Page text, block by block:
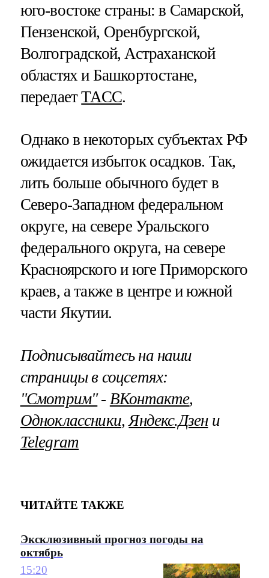
юго-востоке страны: в Самарской,
Пензенской, Оренбургской,
Волгоградской, Астраханской
областях и Башкортостане,
передаетТАСС.
Однако в некоторых субъектах РФ
ожидается избыток осадков. Так,
лить больше обычного будет в
Северо-Западном федеральном
округе, на севере Уральского
федерального округа, на севере
Красноярского и юге Приморского
краев, а также в центре и южной
части Якутии.
Подписывайтесь на наши
страницы в соцсетях:
"Смотрим"‐ ВКонтакте,
Одноклассники, Яндекс.Дзени
Telegram
ЧИТАЙТЕ ТАКЖЕ
Эксклюзивный прогноз погоды на
октябрь
15:20